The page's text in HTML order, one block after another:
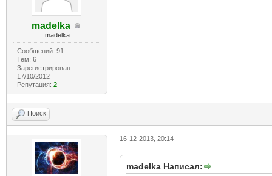
madelka
madelka
Сообщений: 91
Тем: 6
Зарегистрирован:
17/10/2012
Репутация: 2
Поиск
16-12-2013, 20:14
madelka Написал: